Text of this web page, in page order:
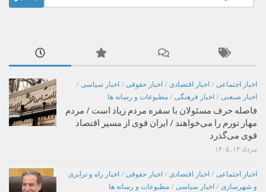
برای:
اخبار اجتماعی / اخبار اقتصادی / اخبار حقوقی / اخبار سیاسی /
اخبار صنعتی / اخبار فرهنگی / مطبوعات و رسانه ها
فاصله حرف مسئولان با سفره مردم زیاد است / مردم
مهار تورم را می‌خواهند / ایران قوی از مسیر اقتصاد
قوی می‌گذرد
مرداد ۱۴, ۱۴۰۵
اخبار اجتماعی / اخبار اقتصادی / اخبار حقوقی / اخبار راه و ترابری
و شهرسازی / اخبار سیاسی / مطبوعات و رسانه ها